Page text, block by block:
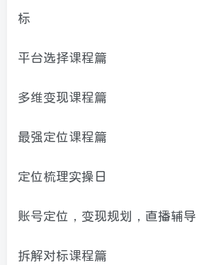
标
平台选择课程篇
多维变现课程篇
最强定位课程篇
定位梳理实操日
账号定位，变现规划，直播辅导
拆解对标课程篇